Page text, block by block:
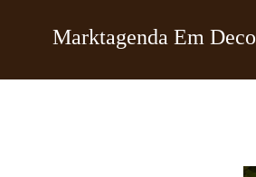
Marktagenda Em Deco